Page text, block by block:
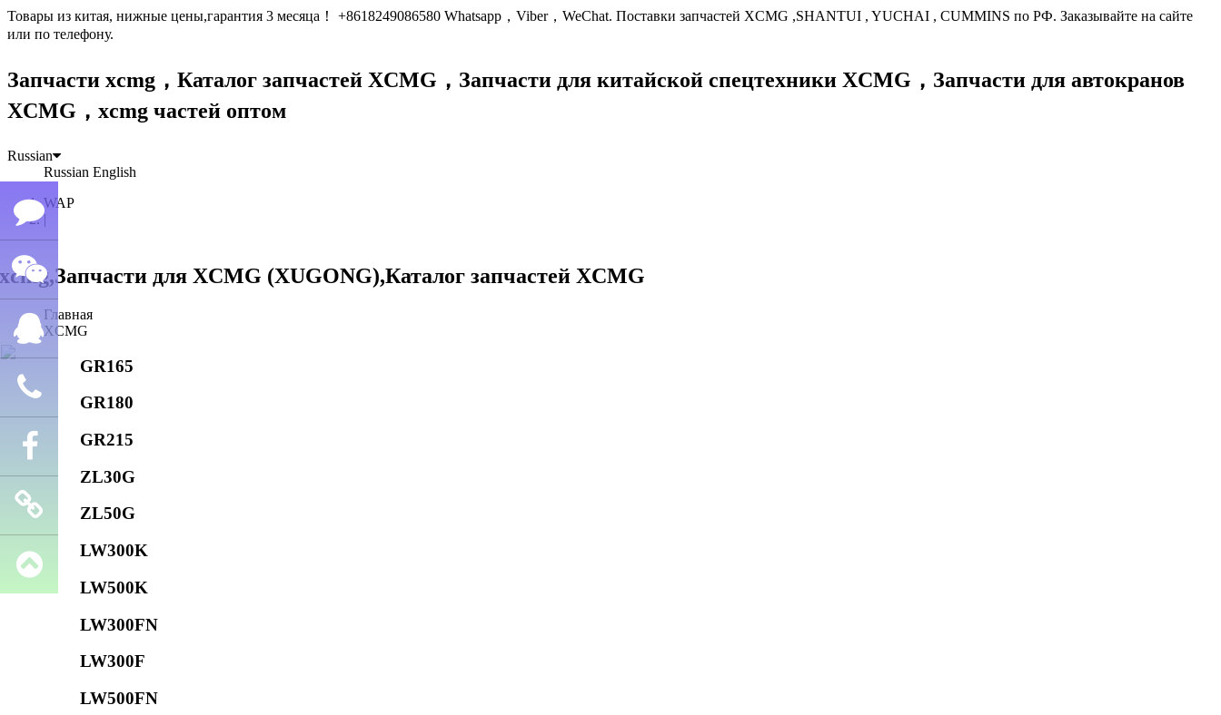
Товары из китая, нижные цены,гарантия 3 месяца！ +8618249086580 Whatsapp，Viber，WeChat. Поставки запчастей XCMG ,SHANTUI , YUCHAI , CUMMINS по РФ. Заказывайте на сайте
или по телефону.
Запчасти xcmg，Каталог запчастей XCMG， Запчасти для китайской спецтехники XCMG， Запчасти для автокранов
XCMG，xcmg частей оптом
Russian
Russian English
WAP
|
Главная
XCMG
GR165
GR180
GR215
ZL30G
ZL50G
LW300K
LW500K
LW300FN
LW300F
LW500FN
Семён
лю
WeChat
QQ
Телефон
Facebook
Запчасти